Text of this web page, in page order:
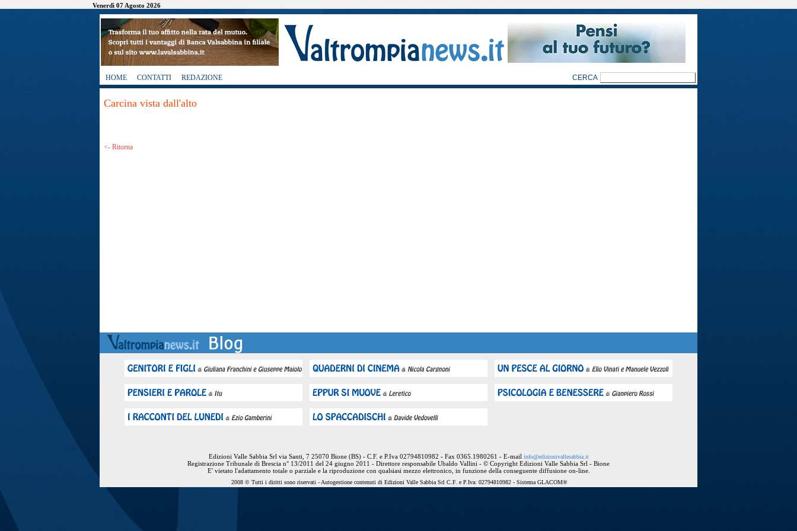
Venerdì 07 Agosto 2026
HOME CONTATTI REDAZIONE
Carcina vista dall'alto
<- Ritorna
Edizioni Valle Sabbia Srl via Santi, 7 25070 Bione (BS) - C.F. e P.Iva 02794810982 - Fax 0365.1980261 - E-mail info@edizionivallesabbia.it
Registrazione Tribunale di Brescia n° 13/2011 del 24 giugno 2011 - Direttore responsabile Ubaldo Vallini - © Copyright Edizioni Valle Sabbia Srl - Bione
E' vietato l'adattamento totale o parziale e la riproduzione con qualsiasi mezzo elettronico, in funzione della conseguente diffusione on-line.
2008 © Tutti i diritti sono riservati - Autogestione contenuti di Edizioni Valle Sabbia Srl C.F. e P.Iva: 02794810982 - Sistema GLACOM®